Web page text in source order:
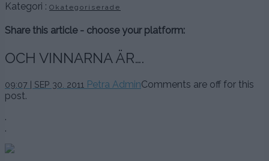
Kategori : Okategoriserade
Share this article - choose your platform:
OCH VINNARNA ÄR….
09:07 | SEP 30. 2011 Petra AdminComments are off for this
post.
.
.